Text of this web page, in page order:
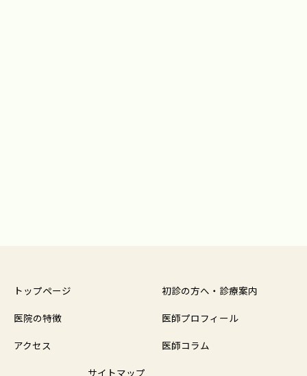
トップページ
初診の方へ・診療案内
医院の特徴
医師プロフィール
アクセス
医師コラム
サイトマップ